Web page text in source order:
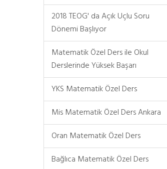
2018 TEOG' da Açık Uçlu Soru
Dönemi Başlıyor
Matematik Özel Ders ile Okul
Derslerinde Yüksek Başarı
YKS Matematik Özel Ders
Mis Matematik Özel Ders Ankara
Oran Matematik Özel Ders
Bağlıca Matematik Özel Ders